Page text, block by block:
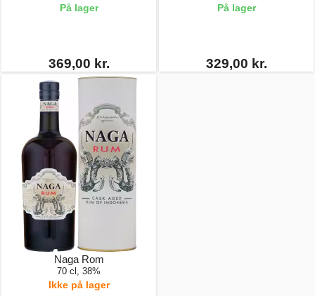
På lager
369,00 kr.
På lager
329,00 kr.
Naga Rom
70 cl, 38%
Ikke på lager